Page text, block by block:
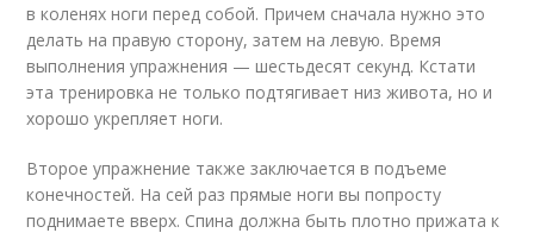
в коленях ноги перед собой. Причем сначала нужно это
делать на правую сторону, затем на левую. Время
выполнения упражнения — шестьдесят секунд. Кстати
эта тренировка не только подтягивает низ живота, но и
хорошо укрепляет ноги.
Второе упражнение также заключается в подъеме
конечностей. На сей раз прямые ноги вы попросту
поднимаете вверх. Спина должна быть плотно прижата к